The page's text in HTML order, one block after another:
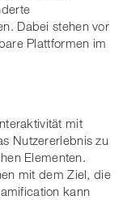
Dabei stehen vor
Plattformen im
mit
Nutzererlebnis zu
Elementen.
mit dem Ziel, die
kann